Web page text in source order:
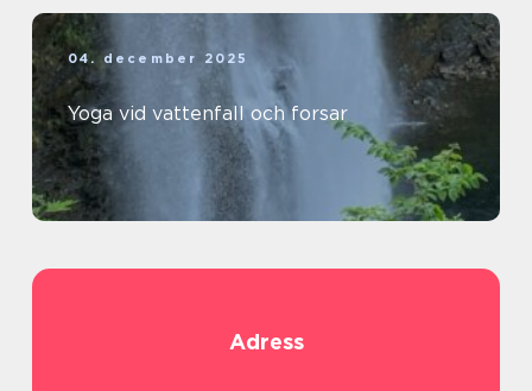
04. december 2025
Yoga vid vattenfall och forsar
Adress